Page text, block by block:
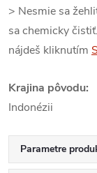
> Nesmie sa
sa chemicky
nájdeš kliknutím
Krajina pôvodu:
Indonézii
Parametre